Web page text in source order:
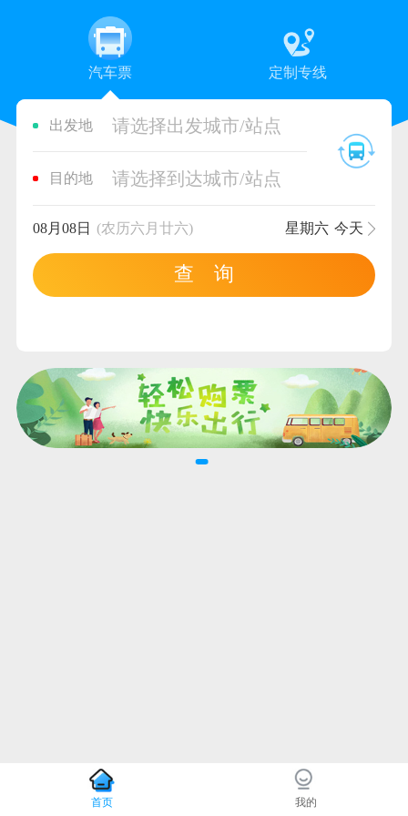
汽车票 定制专线
出发地 请选择出发城市/站点
目的地 请选择到达城市/站点
08月08日 (农历六月廿六) 星期六 今天
查 询
首页 我的